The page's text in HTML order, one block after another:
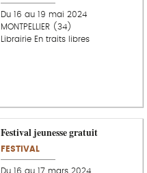
Du 16 au 19 mai 2024
MONTPELLIER (34)
Librairie En traits libres
Festival jeunesse gratuit
FESTIVAL
Du 16 au 17 mars 2024